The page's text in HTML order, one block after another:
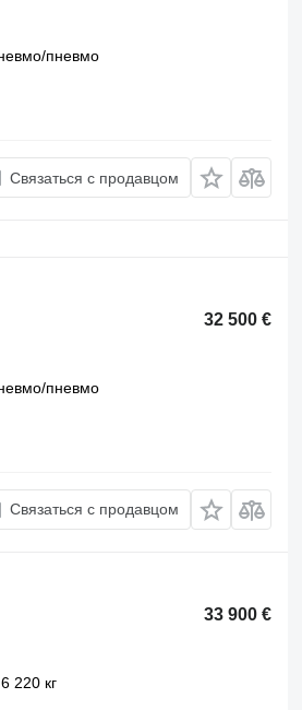
пневмо
Связаться с продавцом
32 500 €
пневмо
Связаться с продавцом
33 900 €
6 220 кг